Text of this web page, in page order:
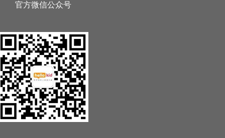
官方微信公众号